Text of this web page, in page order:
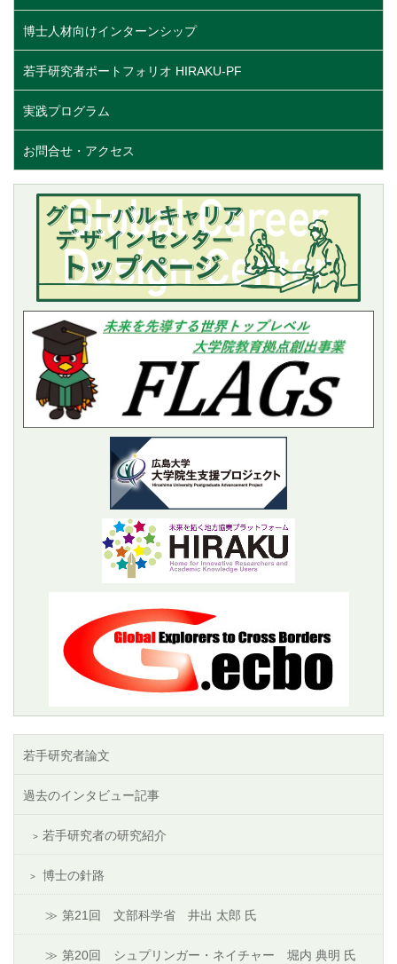
博士人材向けインターンシップ
若手研究者ポートフォリオ HIRAKU-PF
実践プログラム
お問合せ・アクセス
若手研究者論文
過去のインタビュー記事
若手研究者の研究紹介
博士の針路
第21回 文部科学省 井出 太郎 氏
第20回 シュプリンガー・ネイチャー 堀内 典明 氏